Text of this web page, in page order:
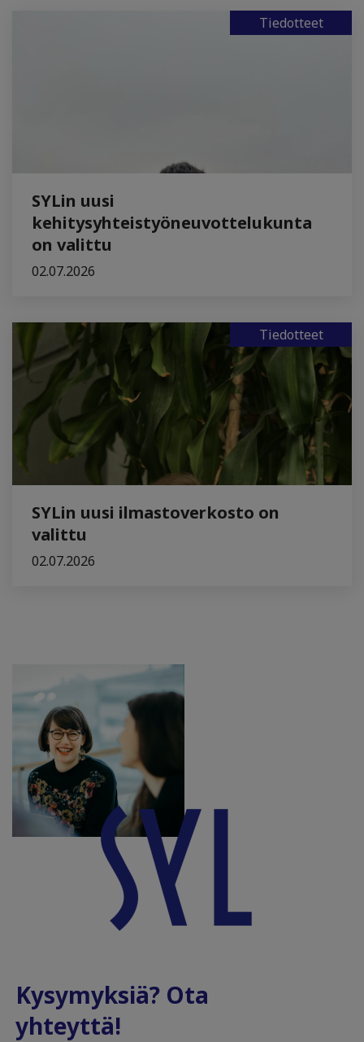
Tiedotteet
SYLin uusi
kehitysyhteistyöneuvottelukunta
on valittu
02.07.2026
Tiedotteet
SYLin uusi ilmastoverkosto on
valittu
02.07.2026
Kysymyksiä? Ota
yhteyttä!